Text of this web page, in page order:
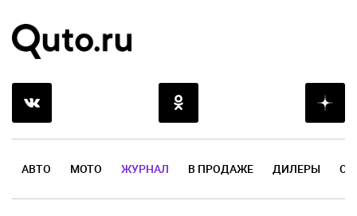
АВТО МОТО ЖУРНАЛ В ПРОДАЖЕ ДИЛЕРЫ